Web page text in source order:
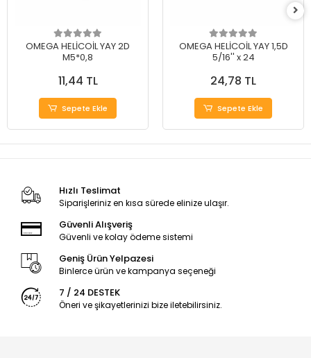
OMEGA HELİCOİL YAY 2D
M5*0,8
11,44 TL
Sepete Ekle
OMEGA HELİCOİL YAY 1,5D
5/16'' x 24
24,78 TL
Sepete Ekle
Hızlı Teslimat
Siparişleriniz en kısa sürede elinize ulaşır.
Güvenli Alışveriş
Güvenli ve kolay ödeme sistemi
Geniş Ürün Yelpazesi
Binlerce ürün ve kampanya seçeneği
7 / 24 DESTEK
Öneri ve şikayetlerinizi bize iletebilirsiniz.